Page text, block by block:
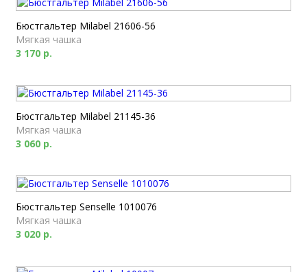
Бюстгальтер Milabel 21606-56
Мягкая чашка
3 170 р.
Бюстгальтер Milabel 21145-36
Мягкая чашка
3 060 р.
Бюстгальтер Senselle 1010076
Мягкая чашка
3 020 р.